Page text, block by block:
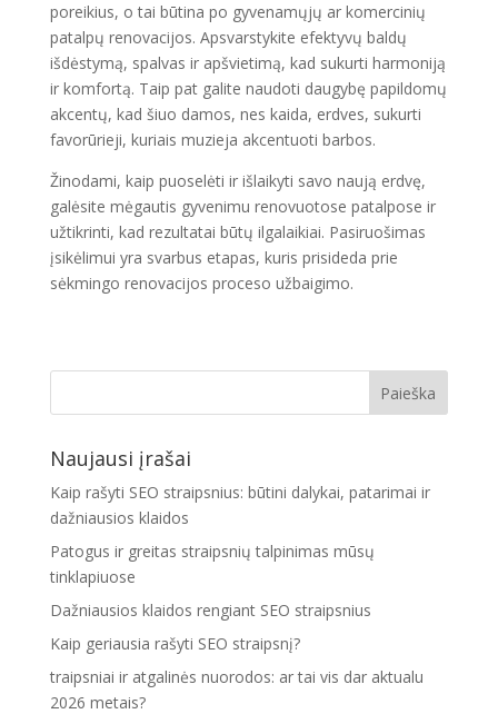
poreikius, o tai būtina po gyvenamųjų ar komercinių
patalpų renovacijos. Apsvarstykite efektyvų baldų
išdėstymą, spalvas ir apšvietimą, kad sukurti harmoniją
ir komfortą. Taip pat galite naudoti daugybę papildomų
akcentų, kad šiuo damos, nes kaida, erdves, sukurti
favorūrieji, kuriais muzieja akcentuoti barbos.
Žinodami, kaip puoselėti ir išlaikyti savo naują erdvę,
galėsite mėgautis gyvenimu renovuotose patalpose ir
užtikrinti, kad rezultatai būtų ilgalaikiai. Pasiruošimas
įsikėlimui yra svarbus etapas, kuris prisideda prie
sėkmingo renovacijos proceso užbaigimo.
Naujausi įrašai
Kaip rašyti SEO straipsnius: būtini dalykai, patarimai ir
dažniausios klaidos
Patogus ir greitas straipsnių talpinimas mūsų
tinklapiuose
Dažniausios klaidos rengiant SEO straipsnius
Kaip geriausia rašyti SEO straipsnį?
traipsniai ir atgalinės nuorodos: ar tai vis dar aktualu
2026 metais?